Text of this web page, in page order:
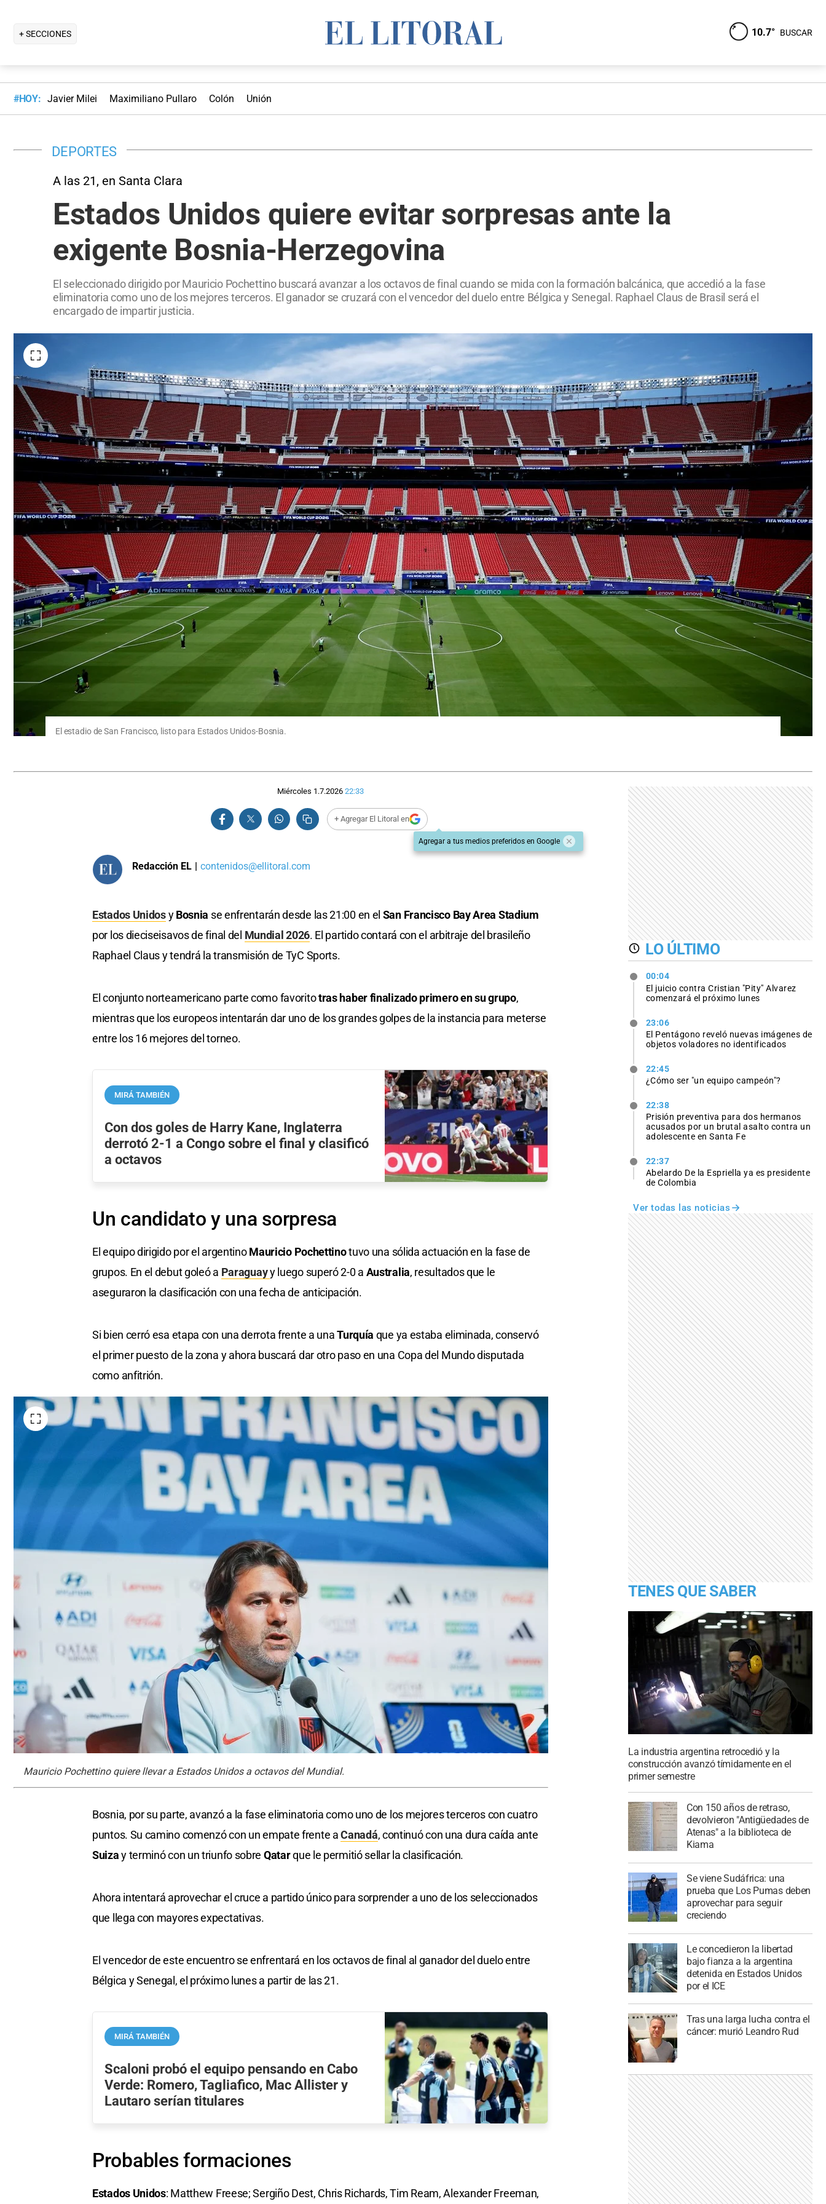
+ SECCIONES 10.7° BUSCAR
#HOY: Javier Milei Maximiliano Pullaro Colón Unión
DEPORTES
A las 21, en Santa Clara
Estados Unidos quiere evitar sorpresas ante la
exigente Bosnia-Herzegovina
El seleccionado dirigido por Mauricio Pochettino buscará avanzar a los octavos de final cuando se mida con la formación balcánica, que accedió a la fase
eliminatoria como uno de los mejores terceros. El ganador se cruzará con el vencedor del duelo entre Bélgica y Senegal. Raphael Claus de Brasil será el
encargado de impartir justicia.
El estadio de San Francisco, listo para Estados Unidos-Bosnia.
Miércoles 1.7.2026 22:33
+ Agregar El Litoral en
Agregar a tus medios preferidos en Google
Redacción EL | contenidos@ellitoral.com
Estados UnidosyBosnia se enfrentarán desde las 21:00 en el San Francisco Bay Area Stadium
por los dieciseisavos de final del Mundial 2026. El partido contará con el arbitraje del brasileño
Raphael Claus y tendrá la transmisión de TyC Sports.
El conjunto norteamericano parte como favoritotras haber finalizado primero en su grupo,
mientras que los europeos intentarán dar uno de los grandes golpes de la instancia para meterse
entre los 16 mejores del torneo.
MIRÁ TAMBIÉN
Con dos goles de Harry Kane, Inglaterra
derrotó 2-1 a Congo sobre el final y clasificó
a octavos
Un candidato y una sorpresa
El equipo dirigido por el argentinoMauricio Pochettinotuvo una sólida actuación en la fase de
grupos. En el debut goleó a Paraguayy luego superó 2-0 a Australia, resultados que le
aseguraron la clasificación con una fecha de anticipación.
Si bien cerró esa etapa con una derrota frente a unaTurquía que ya estaba eliminada, conservó
el primer puesto de la zona y ahora buscará dar otro paso en una Copa del Mundo disputada
como anfitrión.
Mauricio Pochettino quiere llevar a Estados Unidos a octavos del Mundial.
Bosnia, por su parte, avanzó a la fase eliminatoria como uno de los mejores terceros con cuatro
puntos. Su camino comenzó con un empate frente aCanadá, continuó con una dura caída ante
Suizay terminó con un triunfo sobre Qatarque le permitió sellar la clasificación.
Ahora intentará aprovechar el cruce a partido único para sorprender a uno de los seleccionados
que llega con mayores expectativas.
El vencedor de este encuentro se enfrentará en los octavos de final al ganador del duelo entre
Bélgica y Senegal, el próximo lunes a partir de las 21.
MIRÁ TAMBIÉN
Scaloni probó el equipo pensando en Cabo
Verde: Romero, Tagliafico, Mac Allister y
Lautaro serían titulares
Probables formaciones
Estados Unidos: Matthew Freese; Sergiño Dest, Chris Richards, Tim Ream, Alexander Freeman,
LO ÚLTIMO
00:04
El juicio contra Cristian "Pity" Alvarez
comenzará el próximo lunes
23:06
El Pentágono reveló nuevas imágenes de
objetos voladores no identificados
22:45
¿Cómo ser "un equipo campeón"?
22:38
Prisión preventiva para dos hermanos
acusados por un brutal asalto contra un
adolescente en Santa Fe
22:37
Abelardo De la Espriella ya es presidente
de Colombia
Ver todas las noticias
TENES QUE SABER
La industria argentina retrocedió y la
construcción avanzó tímidamente en el
primer semestre
Con 150 años de retraso,
devolvieron "Antigüedades de
Atenas" a la biblioteca de
Kiama
Se viene Sudáfrica: una
prueba que Los Pumas deben
aprovechar para seguir
creciendo
Le concedieron la libertad
bajo fianza a la argentina
detenida en Estados Unidos
por el ICE
Tras una larga lucha contra el
cáncer: murió Leandro Rud